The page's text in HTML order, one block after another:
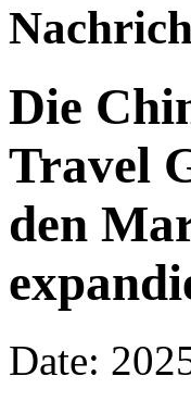
Die
Travel
den
Date: